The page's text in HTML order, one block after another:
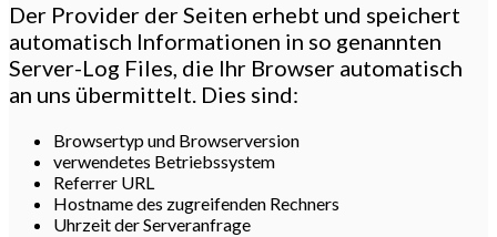
Der Provider der Seiten erhebt und speichert
automatisch Informationen in so genannten
Server-Log Files, die Ihr Browser automatisch
an uns übermittelt. Dies sind:
Browsertyp und Browserversion
verwendetes Betriebssystem
Referrer URL
Hostname des zugreifenden Rechners
Uhrzeit der Serveranfrage